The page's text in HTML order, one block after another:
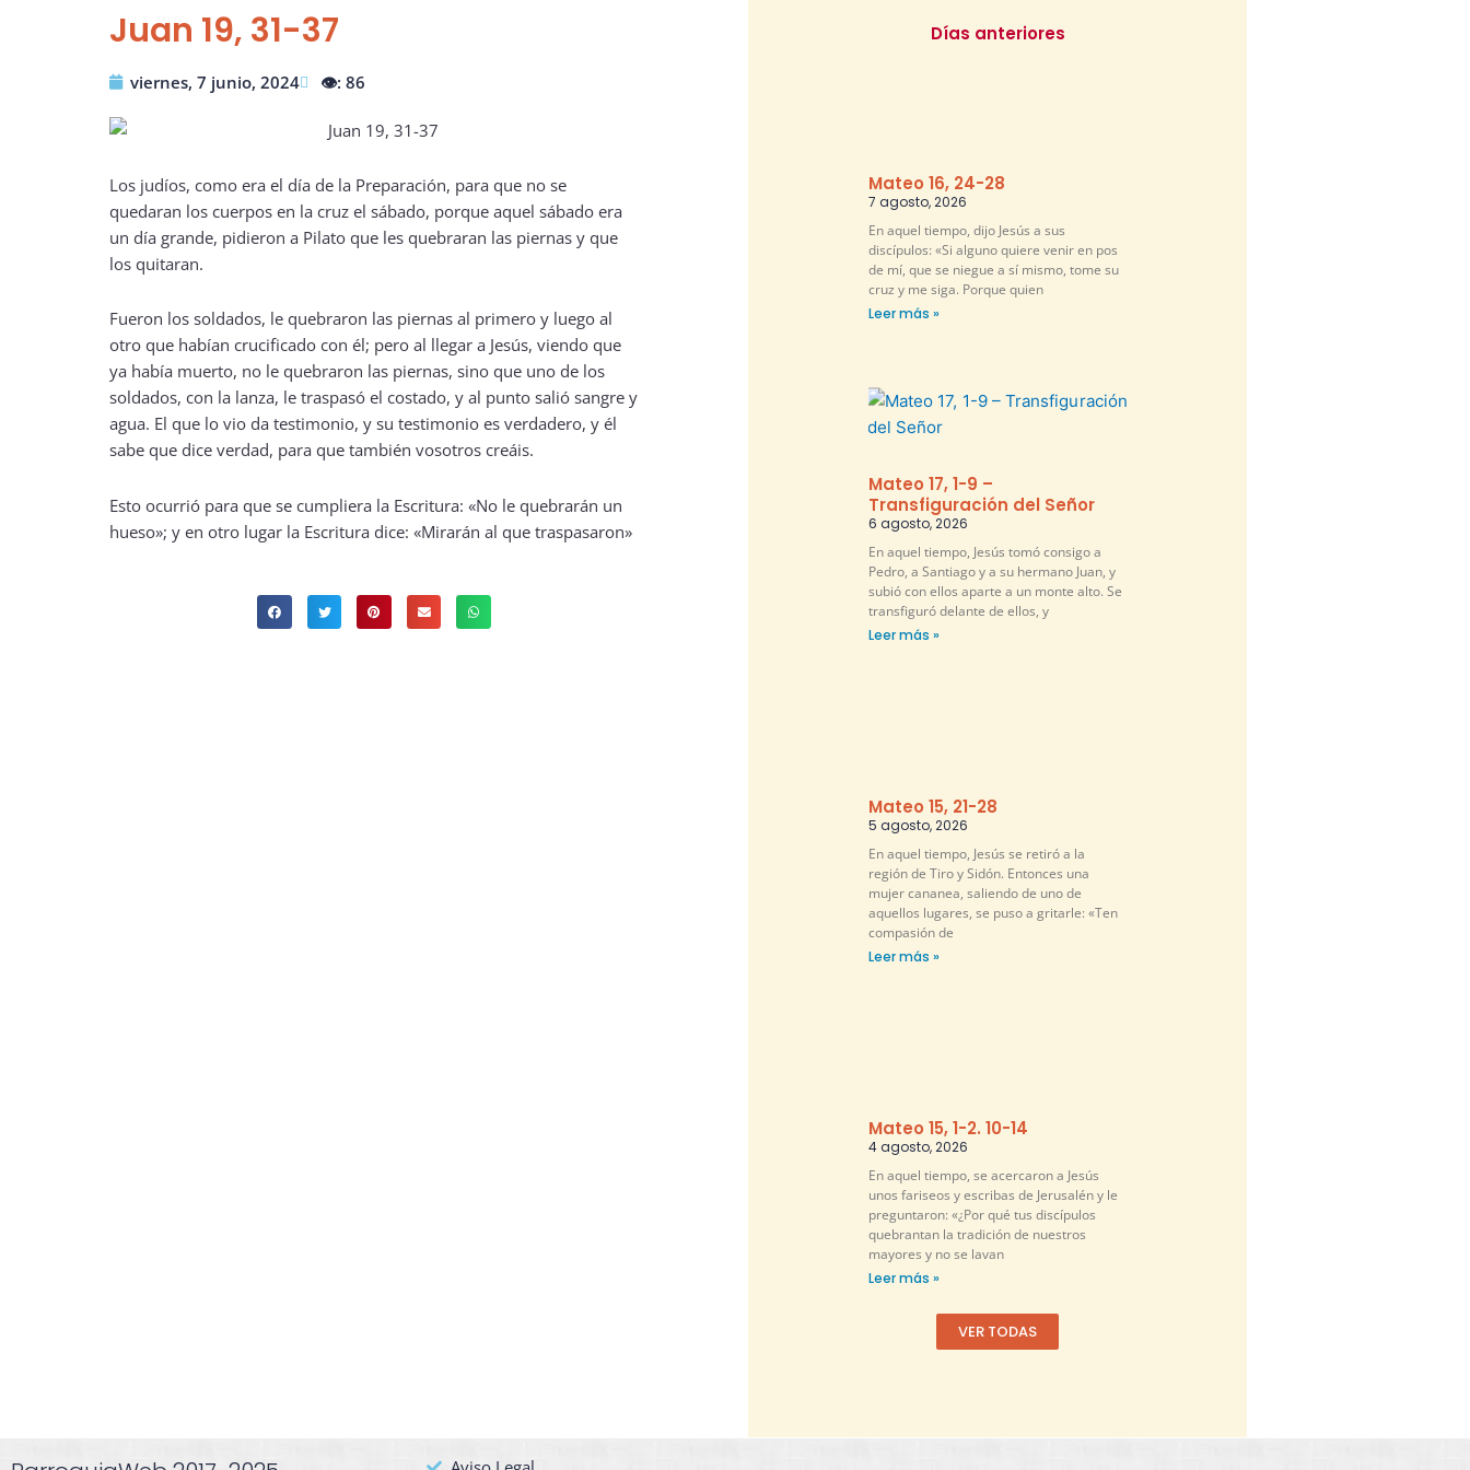
Juan 19, 31-37
viernes, 7 junio, 2024 👁️: 86
Los judíos, como era el día de la Preparación, para que no se
quedaran los cuerpos en la cruz el sábado, porque aquel sábado era
un día grande, pidieron a Pilato que les quebraran las piernas y que
los quitaran.
Fueron los soldados, le quebraron las piernas al primero y luego al
otro que habían crucificado con él; pero al llegar a Jesús, viendo que
ya había muerto, no le quebraron las piernas, sino que uno de los
soldados, con la lanza, le traspasó el costado, y al punto salió sangre y
agua. El que lo vio da testimonio, y su testimonio es verdadero, y él
sabe que dice verdad, para que también vosotros creáis.
Esto ocurrió para que se cumpliera la Escritura: «No le quebrarán un
hueso»; y en otro lugar la Escritura dice: «Mirarán al que traspasaron»
Días anteriores
Mateo 16, 24-28
7 agosto, 2026
En aquel tiempo, dijo Jesús a sus
discípulos: «Si alguno quiere venir en pos
de mí, que se niegue a sí mismo, tome su
cruz y me siga. Porque quien
Leer más »
Mateo 17, 1-9 –
Transfiguración del Señor
6 agosto, 2026
En aquel tiempo, Jesús tomó consigo a
Pedro, a Santiago y a su hermano Juan, y
subió con ellos aparte a un monte alto. Se
transfiguró delante de ellos, y
Leer más »
Mateo 15, 21-28
5 agosto, 2026
En aquel tiempo, Jesús se retiró a la
región de Tiro y Sidón. Entonces una
mujer cananea, saliendo de uno de
aquellos lugares, se puso a gritarle: «Ten
compasión de
Leer más »
Mateo 15, 1-2. 10-14
4 agosto, 2026
En aquel tiempo, se acercaron a Jesús
unos fariseos y escribas de Jerusalén y le
preguntaron: «¿Por qué tus discípulos
quebrantan la tradición de nuestros
mayores y no se lavan
Leer más »
VER TODAS